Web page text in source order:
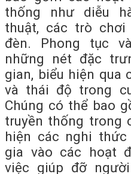
thống như diễu
thuật, các trò
đèn. Phong tục
những nét đặc
gian, biểu hiện qua
và thái độ trong
Chúng có thể bao
truyền thống trong
hiện các nghi
gia vào các hoạt
việc giúp đỡ